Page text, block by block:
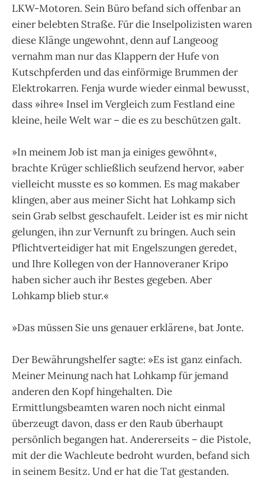
LKW-Motoren. Sein Büro befand sich offenbar an
einer belebten Straße. Für die Inselpolizisten waren
diese Klänge ungewohnt, denn auf Langeoog
vernahm man nur das Klappern der Hufe von
Kutschpferden und das einförmige Brummen der
Elektrokarren. Fenja wurde wieder einmal bewusst,
dass »ihre« Insel im Vergleich zum Festland eine
kleine, heile Welt war – die es zu beschützen galt.
»In meinem Job ist man ja einiges gewöhnt«,
brachte Krüger schließlich seufzend hervor, »aber
vielleicht musste es so kommen. Es mag makaber
klingen, aber aus meiner Sicht hat Lohkamp sich
sein Grab selbst geschaufelt. Leider ist es mir nicht
gelungen, ihn zur Vernunft zu bringen. Auch sein
Pflichtverteidiger hat mit Engelszungen geredet,
und Ihre Kollegen von der Hannoveraner Kripo
haben sicher auch ihr Bestes gegeben. Aber
Lohkamp blieb stur.«
»Das müssen Sie uns genauer erklären«, bat Jonte.
Der Bewährungshelfer sagte: »Es ist ganz einfach.
Meiner Meinung nach hat Lohkamp für jemand
anderen den Kopf hingehalten. Die
Ermittlungsbeamten waren noch nicht einmal
überzeugt davon, dass er den Raub überhaupt
persönlich begangen hat. Andererseits – die Pistole,
mit der die Wachleute bedroht wurden, befand sich
in seinem Besitz. Und er hat die Tat gestanden.